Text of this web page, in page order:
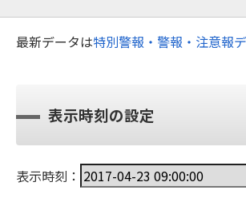
最新データは特別警報・警報・注意報
表示時刻の設定
表示時刻：